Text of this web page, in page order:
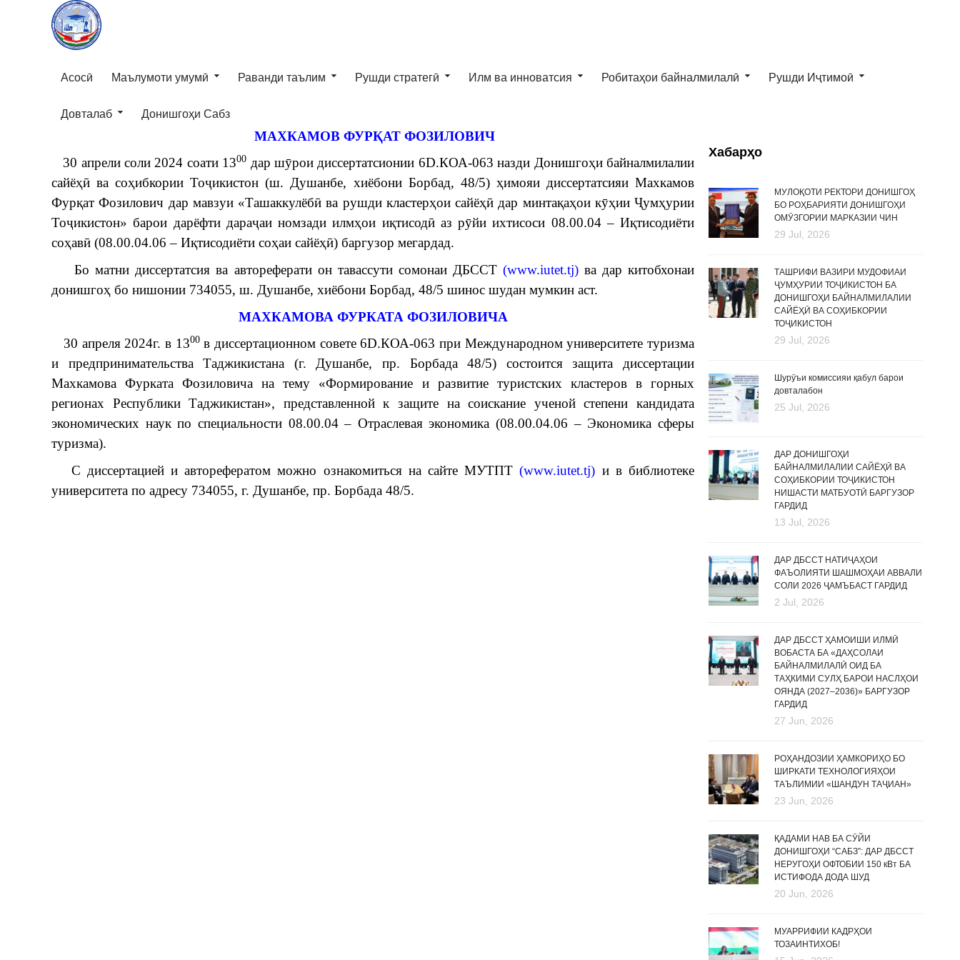
Асосӣ Маълумоти умумӣ Раванди таълим Рушди стратегӣ Илм ва инноватсия Робитаҳои байналмилалӣ Рушди Иҷтимоӣ
Довталаб Донишгоҳи Сабз
МАХКАМОВ ФУРҚАТ ФОЗИЛОВИЧ
30 апрели соли 2024 соати 1300 дар шӯрои диссертатсионии 6D.КОА-063 назди Донишгоҳи байналмилалии
сайёҳӣ ва соҳибкории Тоҷикистон (ш. Душанбе, хиёбони Борбад, 48/5) ҳимояи диссертатсияи Махкамов
Фурқат Фозилович дар мавзуи «Ташаккулёбӣ ва рушди кластерҳои сайёҳӣ дар минтақаҳои кӯҳии Ҷумҳурии
Тоҷикистон» барои дарёфти дараҷаи номзади илмҳои иқтисодӣ аз рӯйи ихтисоси 08.00.04 – Иқтисодиёти
соҳавӣ (08.00.04.06 – Иқтисодиёти соҳаи сайёҳӣ) баргузор мегардад.
Бо матни диссертатсия ва автореферати он тавассути сомонаи ДБССТ (www.iutet.tj)ва дар китобхонаи
донишгоҳ бо нишонии 734055, ш. Душанбе, хиёбони Борбад, 48/5 шинос шудан мумкин аст.
МАХКАМОВА ФУРКАТА ФОЗИЛОВИЧА
30 апреля 2024г. в 1300в диссертационном совете 6D.КОА-063 при Международном университете туризма
и предпринимательства Таджикистана (г. Душанбе, пр. Борбада 48/5) состоится защита диссертации
Махкамова Фурката Фозиловича на тему «Формирование и развитие туристских кластеров в горных
регионах Республики Таджикистан», представленной к защите на соискание ученой степени кандидата
экономических наук по специальности 08.00.04 – Отраслевая экономика (08.00.04.06 – Экономика сферы
туризма).
С диссертацией и авторефератом можно ознакомиться на сайте МУТПТ(www.iutet.tj) и в библиотеке
университета по адресу 734055, г. Душанбе, пр. Борбада 48/5.
Хабарҳо
МУЛОҚОТИ РЕКТОРИ ДОНИШГОҲ
БО РОҲБАРИЯТИ ДОНИШГОҲИ
ОМӮЗГОРИИ МАРКАЗИИ ЧИН
29 Jul, 2026
ТАШРИФИ ВАЗИРИ МУДОФИАИ
ҶУМҲУРИИ ТОҶИКИСТОН БА
ДОНИШГОҲИ БАЙНАЛМИЛАЛИИ
САЙЁҲӢ ВА СОҲИБКОРИИ
ТОҶИКИСТОН
29 Jul, 2026
Шурӯъи комиссияи қабул барои
довталабон
25 Jul, 2026
ДАР ДОНИШГОҲИ
БАЙНАЛМИЛАЛИИ САЙЁҲӢ ВА
СОҲИБКОРИИ ТОҶИКИСТОН
НИШАСТИ МАТБУОТӢ БАРГУЗОР
ГАРДИД
13 Jul, 2026
ДАР ДБССТ НАТИҶАҲОИ
ФАЪОЛИЯТИ ШАШМОҲАИ АВВАЛИ
СОЛИ 2026 ҶАМЪБАСТ ГАРДИД
2 Jul, 2026
ДАР ДБССТ ҲАМОИШИ ИЛМӢ
ВОБАСТА БА «ДАҲСОЛАИ
БАЙНАЛМИЛАЛӢ ОИД БА
ТАҲКИМИ СУЛҲ БАРОИ НАСЛҲОИ
ОЯНДА (2027–2036)» БАРГУЗОР
ГАРДИД
27 Jun, 2026
РОҲАНДОЗИИ ҲАМКОРИҲО БО
ШИРКАТИ ТЕХНОЛОГИЯҲОИ
ТАЪЛИМИИ «ШАНДУН ТАҶИАН»
23 Jun, 2026
ҚАДАМИ НАВ БА СӮЙИ
ДОНИШГОҲИ “САБЗ”: ДАР ДБССТ
НЕРУГОҲИ ОФТОБИИ 150 кВт БА
ИСТИФОДА ДОДА ШУД
20 Jun, 2026
МУАРРИФИИ КАДРҲОИ
ТОЗАИНТИХОБ!